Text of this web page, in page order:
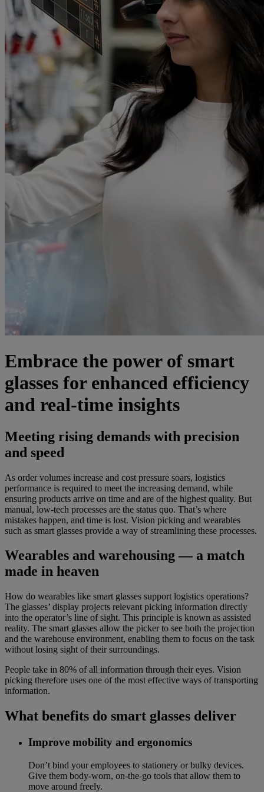
Embrace the power of smart
glasses for enhanced efficiency
and real-time insights
Meeting rising demands with precision
and speed
As order volumes increase and cost pressure soars, logistics
performance is required to meet the increasing demand, while
ensuring products arrive on time and are of the highest quality. But
manual, low-tech processes are the status quo. That’s where
mistakes happen, and time is lost. Vision picking and wearables
such as smart glasses provide a way of streamlining these processes.
Wearables and warehousing — a match
made in heaven
How do wearables like smart glasses support logistics operations?
The glasses’ display projects relevant picking information directly
into the operator’s line of sight. This principle is known as assisted
reality. The smart glasses allow the picker to see both the projection
and the warehouse environment, enabling them to focus on the task
without losing sight of their surroundings.
People take in 80% of all information through their eyes. Vision
picking therefore uses one of the most effective ways of transporting
information.
What benefits do smart glasses deliver
Improve mobility and ergonomics
Don’t bind your employees to stationery or bulky devices.
Give them body-worn, on-the-go tools that allow them to
move around freely.